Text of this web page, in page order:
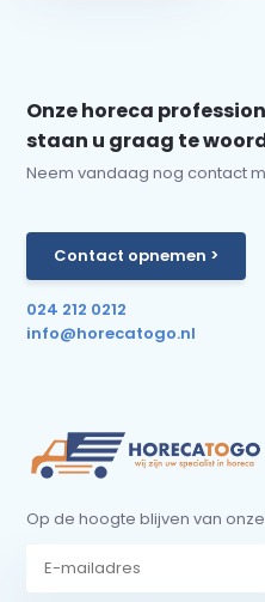
Onze horeca
staan u graag te
Neem vandaag nog contact
Contact opnemen >
024 212 0212
info@horecatogo.nl
Op de hoogte blijven van